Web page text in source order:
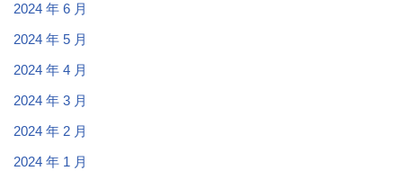
2024 年 6 月
2024 年 5 月
2024 年 4 月
2024 年 3 月
2024 年 2 月
2024 年 1 月